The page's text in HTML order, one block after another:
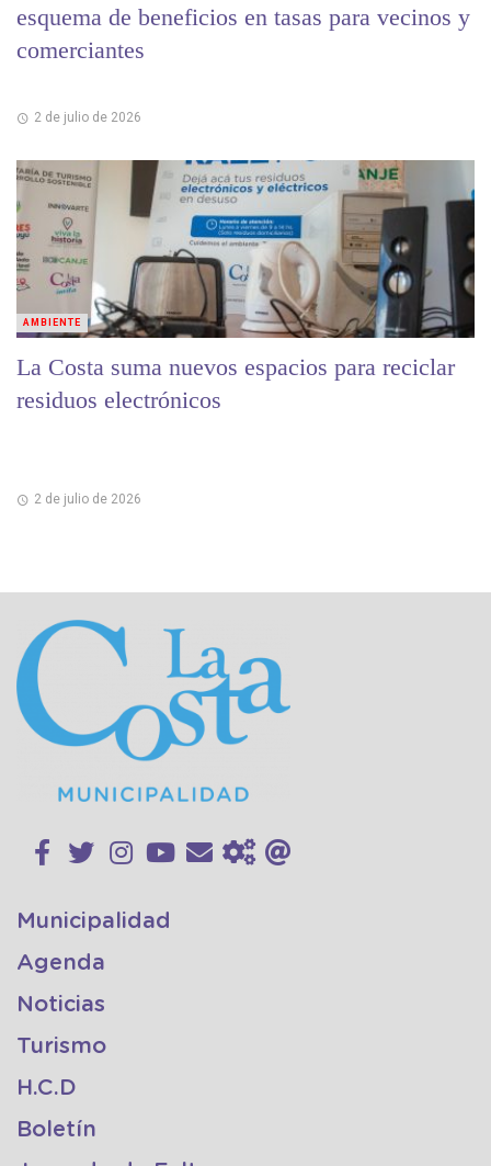
esquema de beneficios en tasas para vecinos y
comerciantes
2 de julio de 2026
La Costa suma nuevos espacios para reciclar
residuos electrónicos
2 de julio de 2026
AMBIENTE
Municipalidad
Agenda
Noticias
Turismo
H.C.D
Boletín